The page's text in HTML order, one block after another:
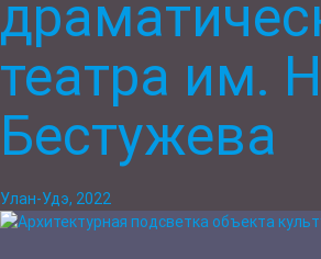
театра им.
Бестужева
Улан-Удэ, 2022